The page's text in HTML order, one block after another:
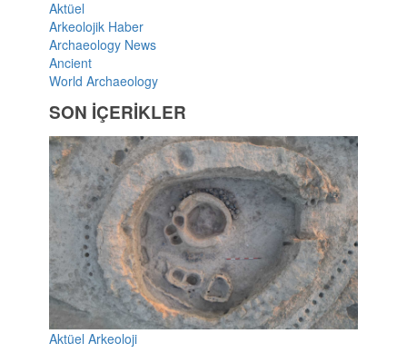
Aktüel
Arkeolojik Haber
Archaeology News
Ancient
World Archaeology
SON İÇERİKLER
Aktüel Arkeoloji